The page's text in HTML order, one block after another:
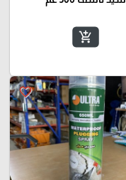
add_shopping_cart
favorite_border